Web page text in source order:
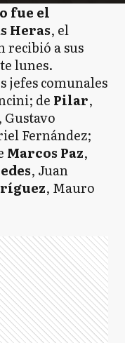
fue el
Heras, el
recibió a sus
lunes.
jefes comunales
de Pilar,
, Gustavo
Fernández;
Marcos Paz,
, Juan
, Mauro